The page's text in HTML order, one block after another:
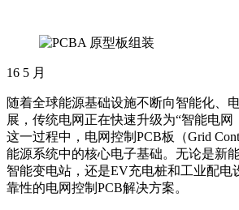
16 5 月
随着全球能源基础设施不断向智能化、
展，传统电网正在快速升级为“智能电网
这一过程中，电网控制PCB板（Grid
能源系统中的核心电子基础。无论是新
智能变电站，还是EV充电桩和工业配电
靠性的电网控制PCB解决方案。